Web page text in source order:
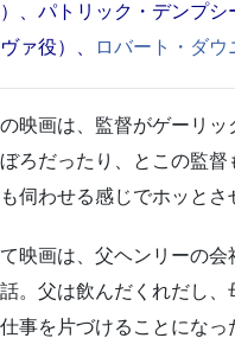
、パトリック・デンプ
ァ役）、
ロバート・ダウ
映画は、監督がゲーリ
ろだったり、とこの監
伺わせる感じでホッとさ
映画は、父ヘンリーの
。父は飲んだくれだし
事を片づけることにな